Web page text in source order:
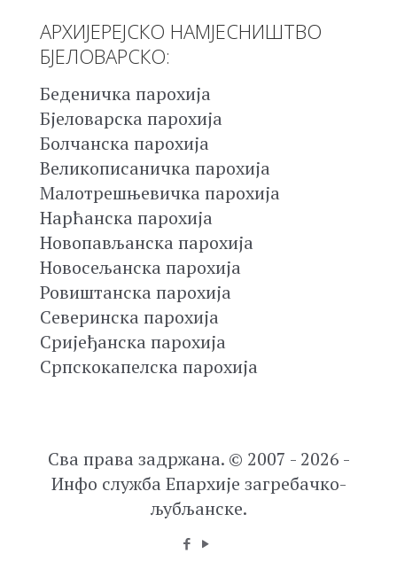
АРХИЈЕРЕЈСКО НАМЈЕСНИШТВО
БЈЕЛОВАРСКО:
Беденичка парохија
Бјеловарска парохија
Болчанска парохија
Великописаничка парохија
Малотрешњевичка парохија
Нарћанска парохија
Новопављанска парохија
Новосељанска парохија
Ровиштанска парохија
Северинска парохија
Сријеђанска парохија
Српскокапелска парохија
Сва права задржана. © 2007 - 2026 -
Инфо служба Епархије загребачко-
љубљанске.